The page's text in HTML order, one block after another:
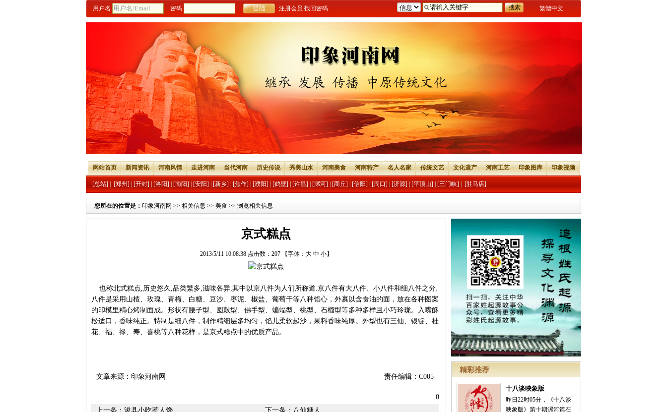
繁體中文
用户名 密码 注册会员 找回密码
网站首页 新闻资讯 河南风情 走进河南 当代河南 历史传说 秀美山水 河南美食 河南特产 名人名家 传统文艺 文化遗产 河南工艺 印象图库 印象视频
[总站] [郑州] [开封] [洛阳] [南阳] [安阳] [新乡] [焦作] [濮阳] [鹤壁] [许昌] [漯河] [商丘] [信阳] [周口] [济源] [平顶山] [三门峡] [驻马店]
您所在的位置是： 印象河南网 >> 相关信息 >> 美食 >> 浏览相关信息
精彩推荐
十八谈映象版
昨日22时05分，《十八谈
映象版》第十期漯河篇在
京式糕点
2013/5/11 10:08:38 点击数： 207 【字体： 大 中 小】
也称北式糕点,历史悠久,品类繁多,滋味各异,其中以京八件为人们所称道.京八件有大八件、小八件和细八件之分.
八件是采用山楂、玫瑰、青梅、白糖、豆沙、枣泥、椒盐、葡萄干等八种馅心，外裹以含食油的面，放在各种图案
的印模里精心烤制面成。形状有腰子型、圆鼓型、佛手型、蝙蝠型、桃型、石榴型等多种多样且小巧玲珑。入嘴酥
松适口，香味纯正。特制是细八件，制作精细层多均匀，馅儿柔软起沙，果料香味纯厚。外型也有三仙、银锭、桂
花、福、禄、寿、喜桃等八种花样，是京式糕点中的优质产品。
责任编辑：C005
文章来源：印象河南网
0
下一条： 八仙糖人
上一条： 浚县小吃惹人馋